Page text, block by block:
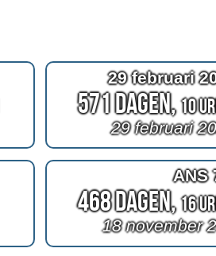
29 februari
571 Dagen,10
29 februari
ANS
468 Dagen,16
18 november